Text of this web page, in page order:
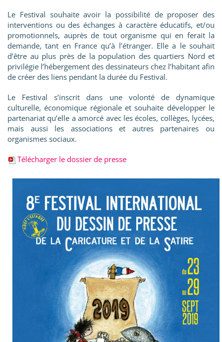
Le Festival souhaite avoir la possibilité de proposer des
interventions ou des échanges à caractère éducatifs, et/ou
promotionnels, auprès de tout organisme qui en ferait la
demande, tant en France qu’à l’étranger. Elle a le souhait
d’être au plus près de la population des quartiers Nord et
privilégie l’hébergement des dessinateurs chez l’habitant afin
de créer des liens pendant la durée du Festival.
Le Festival s’inscrit dans une volonté de dynamique
culturelle, économique régionale et souhaite développer le
partenariat qu’elle a amorcé avec les écoles, collèges, lycées,
mais aussi les associations et autres partenaires ou
organismes sociaux.
Télécharger le dossier de presse